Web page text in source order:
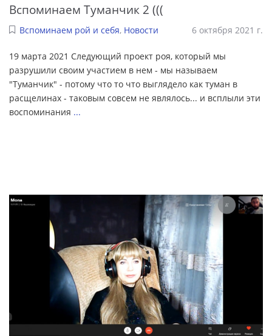
Вспоминаем Туманчик 2 (((
Вспоминаем рой и себя, Новости 6 октября 2021 г.
19 марта 2021 Следующий проект роя, который мы
разрушили своим участием в нем - мы называем
"Туманчик" - потому что то что выглядело как туман в
расщелинах - таковым совсем не являлось... и всплыли эти
воспоминания ...